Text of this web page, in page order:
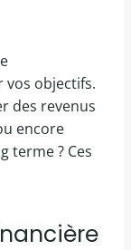
vos objectifs.
des revenus
encore
terme ? Ces